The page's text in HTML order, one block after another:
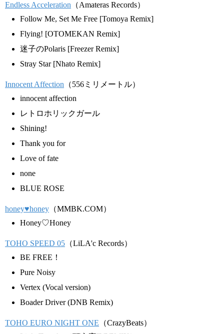
Endless Acceleration （Amateras Records）
Follow Me, Set Me Free [Tomoya Remix]
Flying! [OTOMEKAN Remix]
迷子のPolaris [Freezer Remix]
Stray Star [Nhato Remix]
Innocent Affection （556ミリメートル）
innocent affection
レトロホリックガール
Shining!
Thank you for
Love of fate
none
BLUE ROSE
honey♥honey （MMBK.COM）
Honey♡Honey
TOHO SPEED 05 （LiLA'c Records）
BE FREE！
Pure Noisy
Vertex (Vocal version)
Boader Driver (DNB Remix)
TOHO EURO NIGHT ONE （CrazyBeats）